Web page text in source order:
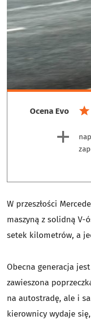
Ocena Evo
W przeszłości
maszyną z solidną V-
setek kilometrów, a
Obecna generacja
zawieszona
na autostradę, ale i
kierownicy wydaje